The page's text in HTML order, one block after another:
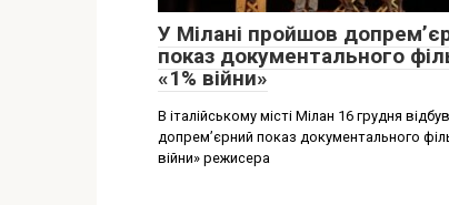
У Мілані пройшов
показ документального
«1% війни»
В італійському місті Мілан 16 грудня
допремʼєрний показ документального
війни» режисера